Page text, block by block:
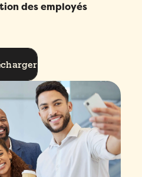
des employés